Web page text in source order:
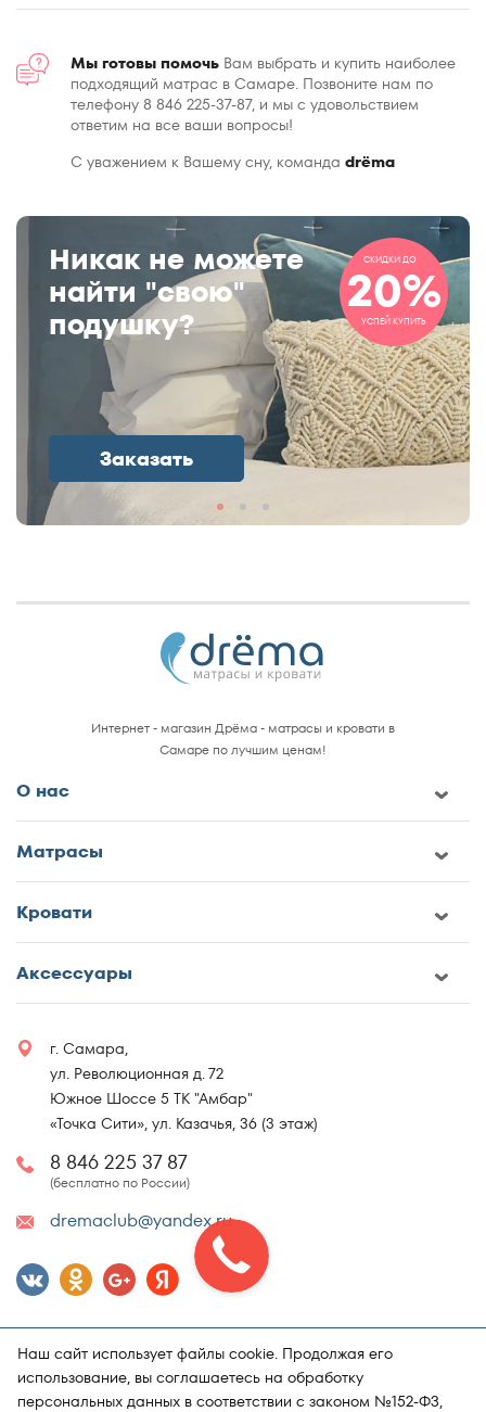
Мы готовы помочь Вам выбрать и купить наиболее
подходящий матрас в Самаре. Позвоните нам по
телефону 8 846 225-37-87, и мы с удовольствием
ответим на все ваши вопросы!
С уважением к Вашему сну, команда drёma
Никак не можете
найти "свою"
подушку?
Заказать
СКИДКИ ДО
20%
УСПЕЙ КУПИТЬ
Интернет - магазин Дрёма - матрасы и кровати в
Самаре по лучшим ценам!
О нас
Матрасы
Кровати
Аксессуары
г. Самара,
ул. Революционная д. 72
Южное Шоссе 5 ТК "Амбар"
«Точка Сити», ул. Казачья, 36 (3 этаж)
8 846 225 37 87
(бесплатно по России)
dremaclub@yandex.ru
Наш сайт использует файлы cookie. Продолжая его
использование, вы соглашаетесь на обработку
персональных данных в соответствии с законом №152-ФЗ,